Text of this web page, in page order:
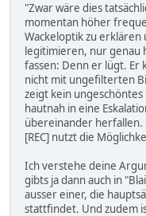
"Zwar wäre dies
momentan höher
Wackeloptik zu erklären
legitimieren, nur genau
fassen: Denn er lügt.
nicht mit ungefilterten
zeigt kein
hautnah in eine
übereinander herfallen.
[REC] nutzt die
Ich verstehe deine
gibts ja dann auch in
ausser einer, die
stattfindet. Und zudem